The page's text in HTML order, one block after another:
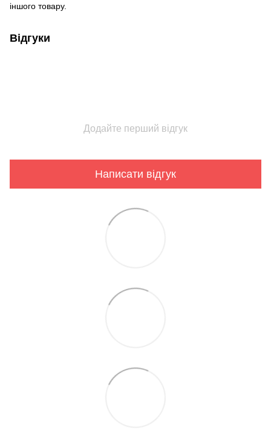
іншого товару.
Відгуки
Додайте перший відгук
Написати відгук